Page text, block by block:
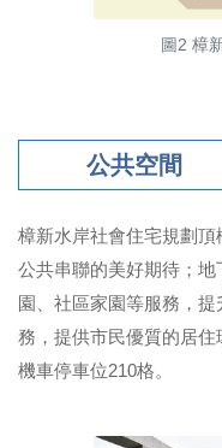
圖2 樟
公共空間
樟新水岸社會住宅規劃
公共串聯的美好期待；
園、社區家園等服務，
務，提供市民優質的居住
機車停車位210格。